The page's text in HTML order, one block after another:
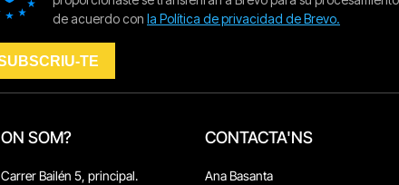
ON SOM?
Carrer Bailén 5, principal.
CONTACTA'NS
Ana Basanta